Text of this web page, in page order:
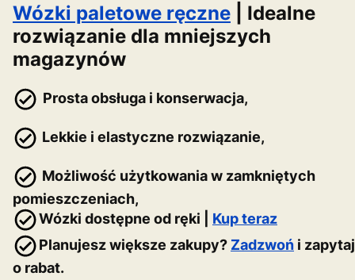
Wózki paletowe ręczne | Idealne
rozwiązanie dla mniejszych
magazynów
Prosta obsługa i konserwacja,
Lekkie i elastyczne rozwiązanie,
Możliwość użytkowania w zamkniętych
pomieszczeniach,
Wózki dostępne od ręki | Kup teraz
Planujesz większe zakupy? Zadzwoń i zapytaj
o rabat.